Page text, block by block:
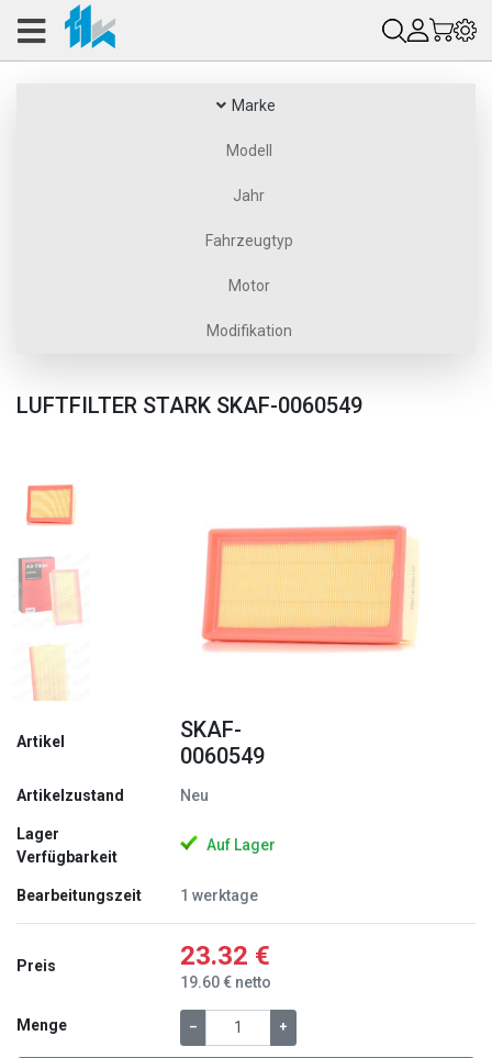
Marke
Modell
Jahr
Fahrzeugtyp
Motor
Modifikation
LUFTFILTER STARK SKAF-0060549
Zurück
Artikel
SKAF-
0060549
Artikelzustand Neu
Lager
Verfügbarkeit
Auf Lager
Bearbeitungszeit 1 werktage
Preis 23.32 €
19.60 € netto
Menge – +